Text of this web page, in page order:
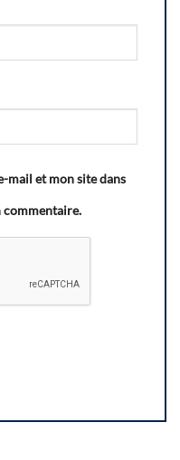
mail et mon site dans
commentaire.